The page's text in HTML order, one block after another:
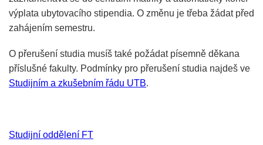
výplata ubytovacího stipendia. O změnu je třeba žádat před
zahájením semestru.
O přerušení studia musíš také požádat písemně děkana
příslušné fakulty. Podmínky pro přerušení studia najdeš ve
Studijním a zkušebním řádu UTB.
Studijní oddělení FT